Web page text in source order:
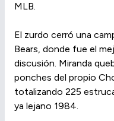
MLB.
El zurdo cerró una
Bears, donde fue el
discusión. Miranda
ponches del propio
totalizando 225
ya lejano 1984.